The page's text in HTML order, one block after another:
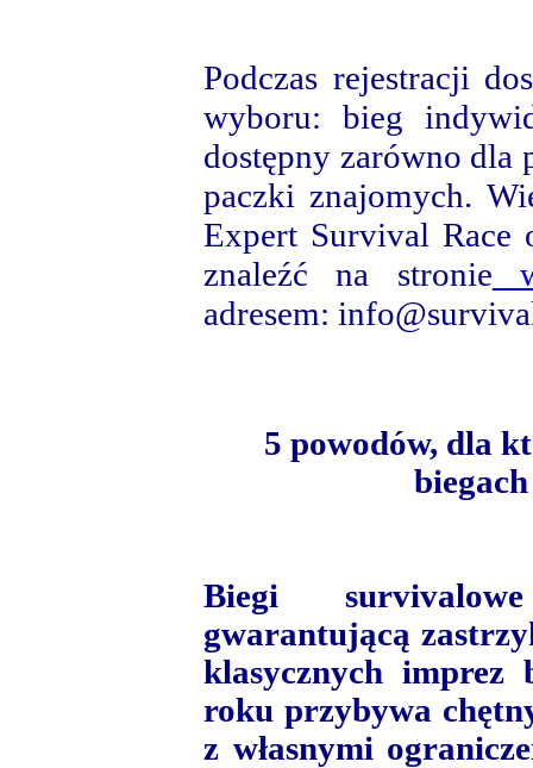
Podczas rejestracji
wyboru: bieg
dostępny zarówno
paczki znajomych.
Expert Survival Race
znaleźć na stronie
adresem:
5 powodów, dla
Biegi
gwarantującą
klasycznych imprez
roku przybywa
z własnymi